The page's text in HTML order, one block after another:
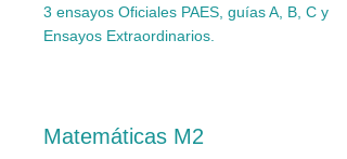
3 ensayos Oficiales PAES, guías A, B, C y
Ensayos Extraordinarios.
Matemáticas M2